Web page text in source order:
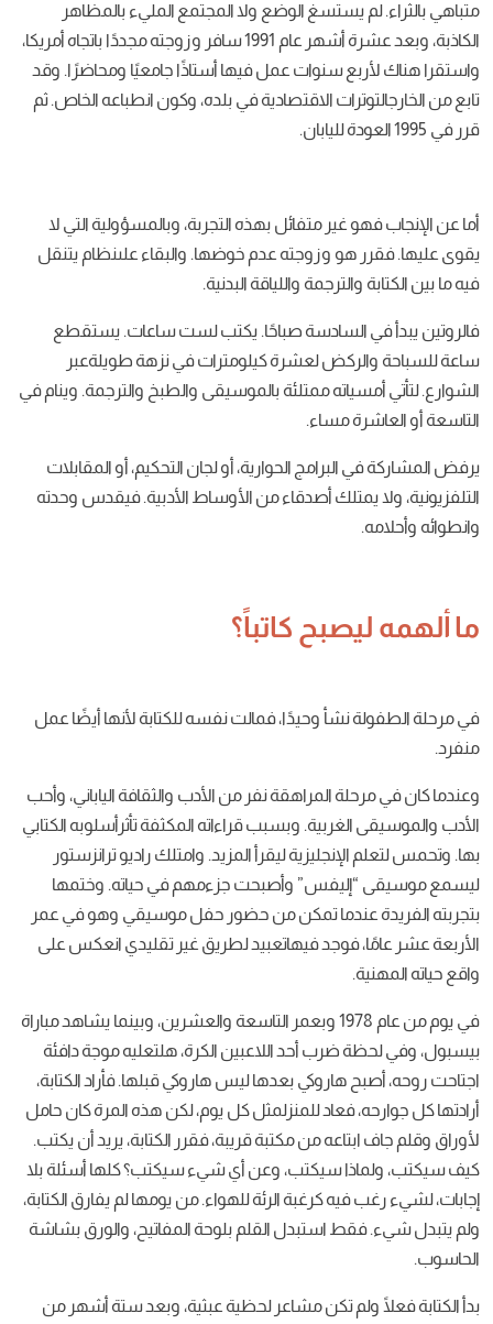
الوضع ولاالمجتمعالمليء بالمظاهر
أشهرعام1991 سافروزوجتهمجددًا باتجاه أمريكا،
سنوات عملفيهاأستاذًاجامعيًا ومحاضرًا.وقد
الاقتصادية فيبلده، وكونانطباعه الخاص.ثم
لليابان
غير متفائلبهذهالتجربة، وبالمسؤوليةالتيلا
هووزوجتهعدمخوضها .والبقاء علىنظاميتنقل
واللياقةالبدنية.
صباحًا.يكتبلستساعات.يستقطع
لعشرةكيلومترات فينزهة طويلةعبر
ممتلئة بالموسيقىوالطبخ والترجمة.وينامفي
مساء.
البرامج الحوارية، أولجان التحكيم، أوالمقابلات
أصدقاءمنالأوساطالأدبية.فيقدسوحدته
كاتباً؟
نشأ وحيدًا، فمالتنفسه للكتابةلأنهاأيضًاعمل
المراهقة نفر منالأدب والثقافةالياباني، وأحب
الغربية. وبسببقراءاته المكثفةتأثرأسلوبهالكتابي
الإنجليزيةليقرأ المزيد.وامتلك راديو ترانزستور
إليفس”وأصبحت جزءمهم فيحياته.وختمها
تمكن من حضورحفلموسيقيوهو في عمر
فيهاتعبيدلطريقغيرتقليديانعكس على
وبعمر التاسعة والعشرين، وبينمايشاهدمباراة
ضربأحداللاعبينالكرة، هلتعليهموجة دافئة
هاروكي بعدهاليس هاروكي قبلها.فأراد الكتابة،
فعادللمنزلمثلكليوم، لكنهذهالمرة كانحامل
من مكتبةقريبة، فقرر الكتابة، يريدأن يكتب .
سيكتب، وعن أيشيءسيكتب؟ كلها أسئلةبلا
فيهكرغبةالرئة للهواء.من يومها لم يفارقالكتابة،
استبدلالقلم بلوحة المفاتيح، والورقبشاشة
تكنمشاعرلحظيةعبثية، وبعدستةأشهرمن